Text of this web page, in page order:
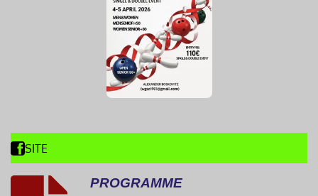
SITE
PROGRAMME